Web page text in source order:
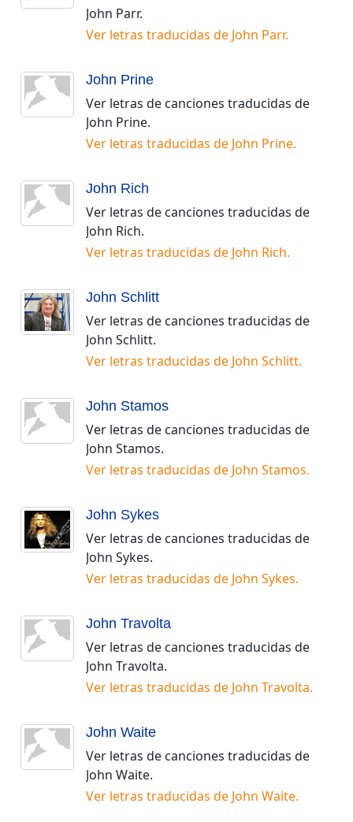
John Parr.
Ver letras traducidas de John Parr.
John Prine
Ver letras de canciones traducidas de
John Prine.
Ver letras traducidas de John Prine.
John Rich
Ver letras de canciones traducidas de
John Rich.
Ver letras traducidas de John Rich.
John Schlitt
Ver letras de canciones traducidas de
John Schlitt.
Ver letras traducidas de John Schlitt.
John Stamos
Ver letras de canciones traducidas de
John Stamos.
Ver letras traducidas de John Stamos.
John Sykes
Ver letras de canciones traducidas de
John Sykes.
Ver letras traducidas de John Sykes.
John Travolta
Ver letras de canciones traducidas de
John Travolta.
Ver letras traducidas de John Travolta.
John Waite
Ver letras de canciones traducidas de
John Waite.
Ver letras traducidas de John Waite.